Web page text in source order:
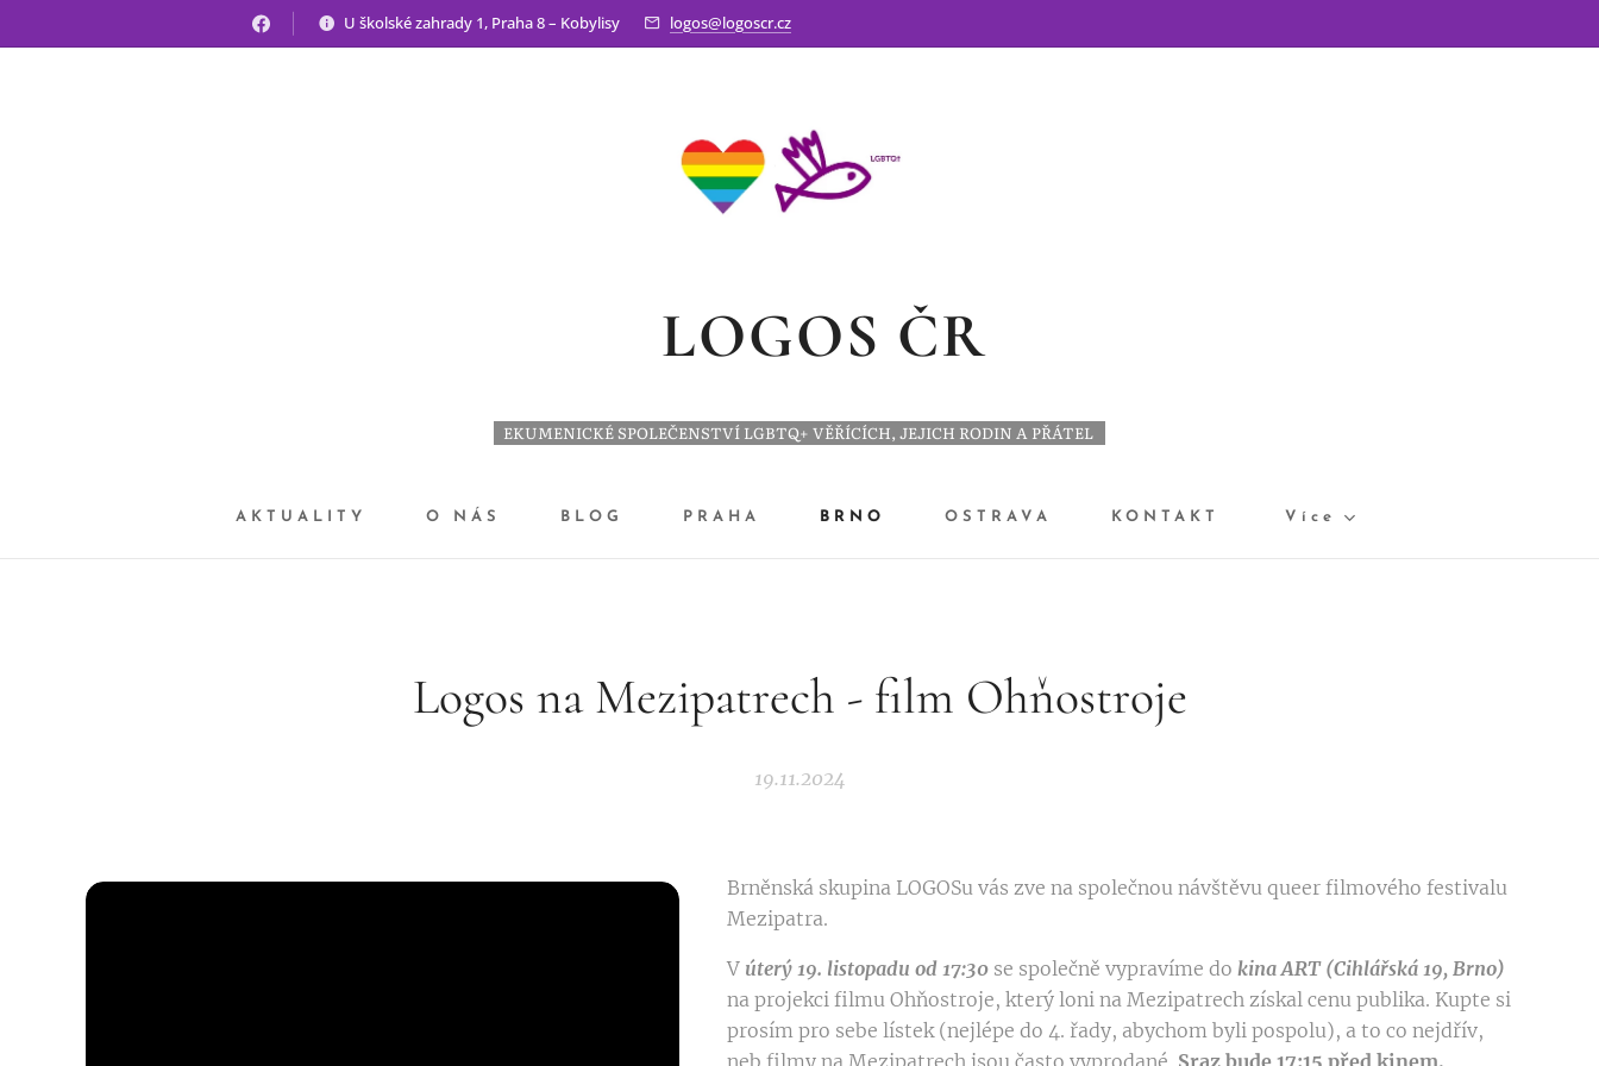
U školské zahrady 1, Praha 8 – Kobylisy logos@logoscr.cz
LOGOS ČR
EKUMENICKÉ SPOLEČENSTVÍ LGBTQ+ VĚŘÍCÍCH, JEJICH RODIN A PŘÁTEL
AKTUALITY O NÁS BLOG PRAHA BRNO OSTRAVA KONTAKT Více
Logos na Mezipatrech - film Ohňostroje
19.11.2024
Brněnská skupina LOGOSu vás zve na společnou návštěvu queer filmového festivalu
Mezipatra.
V úterý 19. listopadu od 17:30se společně vypravíme do kina ART (Cihlářská 19, Brno)
na projekci filmu Ohňostroje, který loni na Mezipatrech získal cenu publika. Kupte si
prosím pro sebe lístek (nejlépe do 4. řady, abychom byli pospolu), a to co nejdřív,